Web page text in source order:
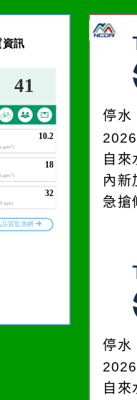
停水
自來
內新
急搶
停水
自來
實現理想的路途中，
排除一切干擾，特
要看清那些美麗的
。